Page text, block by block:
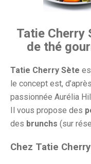
Tatie Cherry
de thé
Tatie Cherry Sète
le concept est,
passionnée Aurélia
Il vous propose des
des brunchs (sur
Chez Tatie